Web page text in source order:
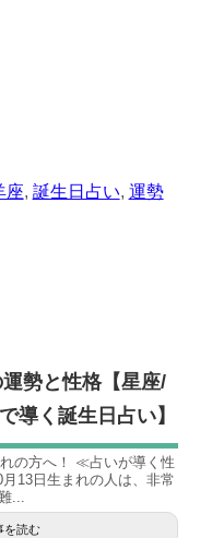
座, 誕生日占い, 運勢
勢と性格【星座/
導く誕生日占い】
の方へ！ ≪占いが導く性
13日生まれの人は、非常
...
を読む